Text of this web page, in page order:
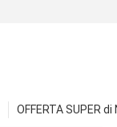
OFFERTA SUPER